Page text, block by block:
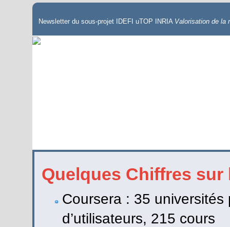
Newsletter du sous-projet IDEFI uTOP INRIA Valorisation de la
Quelques Chiffres sur
Coursera : 35
d’utilisateurs, 215 cours